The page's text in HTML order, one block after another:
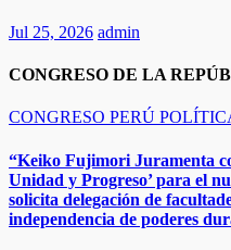
Jul 25, 2026 admin
CONGRESO DE LA
CONGRESO PERÚ
“Keiko Fujimori Juramenta
Unidad y Progreso’ para el
solicita delegación de
independencia de poderes